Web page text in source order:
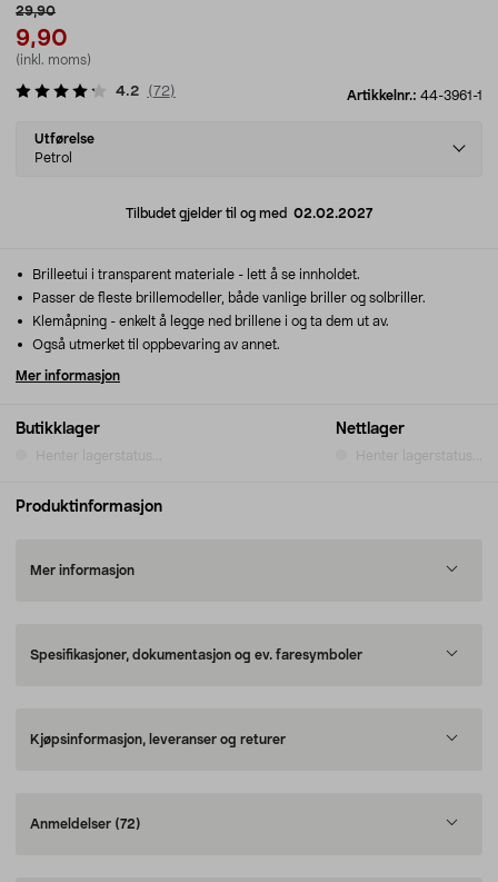
29,90
9,90
(inkl. moms)
Artikkelnr.: 44-3961-1
4.2 (72)
Select
variant
Utførelse
Petrol
Tilbudet gjelder til og med 02.02.2027
Butikklager
Henter lagerstatus...
Nettlager
Henter lagerstatus...
Brilleetui i transparent materiale - lett å se innholdet.
Passer de fleste brillemodeller, både vanlige briller og solbriller.
Klemåpning - enkelt å legge ned brillene i og ta dem ut av.
Også utmerket til oppbevaring av annet.
Mer informasjon
Produktinformasjon
Mer informasjon
Spesifikasjoner, dokumentasjon og ev. faresymboler
Kjøpsinformasjon, leveranser og returer
Anmeldelser (72)